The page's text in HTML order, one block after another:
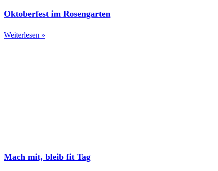
Oktoberfest im Rosengarten
Weiterlesen »
Mach mit, bleib fit Tag